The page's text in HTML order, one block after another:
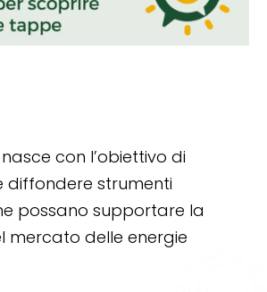
nasce con l’obiettivo di
diffondere strumenti
possano supportare la
mercato delle energie